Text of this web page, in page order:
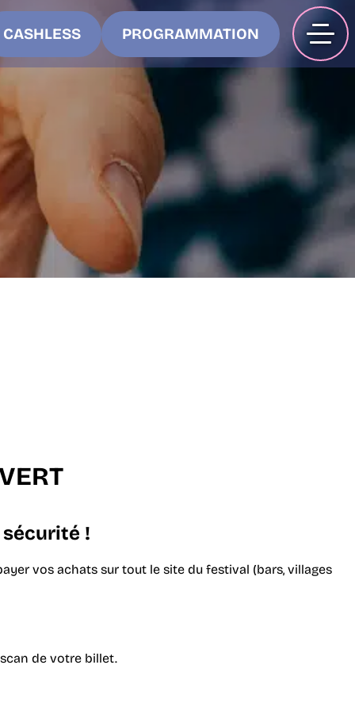
CASHLESS PROGRAMMATION
!
vos achats sur tout le site du festival (bars, villages
de votre billet.